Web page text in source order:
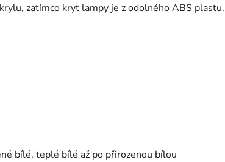
zatímco kryt lampy je z odolného ABS plastu.
bílé, teplé bílé až po přirozenou bílou